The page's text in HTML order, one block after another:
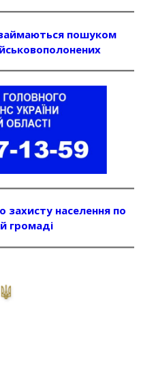
займаються пошуком
захисту населення по
громаді